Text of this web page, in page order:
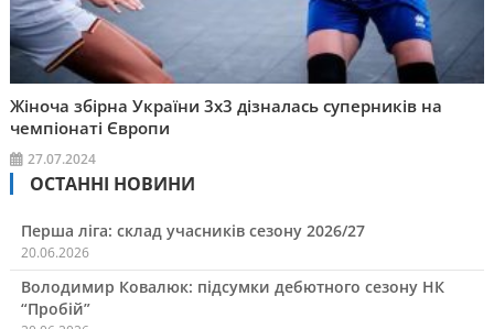
Жіноча збірна України 3х3 дізналась суперників на
чемпіонаті Європи
27.07.2024
ОСТАННІ НОВИНИ
Перша ліга: склад учасників сезону 2026/27
20.06.2026
Володимир Ковалюк: підсумки дебютного сезону НК
“Пробій”